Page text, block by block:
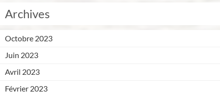
Archives
Octobre 2023
Juin 2023
Avril 2023
Février 2023